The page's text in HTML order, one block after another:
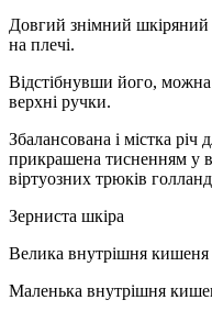
Довгий знімний шкіряний
на плечі.
Відстібнувши його, можна
верхні ручки.
Збалансована і містка
прикрашена тисненням у
віртуозних трюків
Зерниста шкіра
Велика внутрішня кишеня
Маленька внутрішня